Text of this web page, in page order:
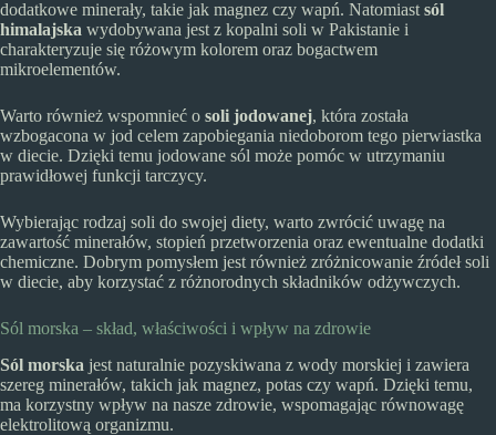
dodatkowe minerały, takie jak magnez czy wapń. Natomiast sól
himalajska wydobywana jest z kopalni soli w Pakistanie i
charakteryzuje się różowym kolorem oraz bogactwem
mikroelementów.
Warto również wspomnieć o soli jodowanej, która została
wzbogacona w jod celem zapobiegania niedoborom tego pierwiastka
w diecie. Dzięki temu jodowane sól może pomóc w utrzymaniu
prawidłowej funkcji tarczycy.
Wybierając rodzaj soli do swojej diety, warto zwrócić uwagę na
zawartość minerałów, stopień przetworzenia oraz ewentualne dodatki
chemiczne. Dobrym pomysłem jest również zróżnicowanie źródeł soli
w diecie, aby korzystać z różnorodnych składników odżywczych.
Sól morska – skład, właściwości i wpływ na zdrowie
Sól morska jest naturalnie pozyskiwana z wody morskiej i zawiera
szereg minerałów, takich jak magnez, potas czy wapń. Dzięki temu,
ma korzystny wpływ na nasze zdrowie, wspomagając równowagę
elektrolitową organizmu.